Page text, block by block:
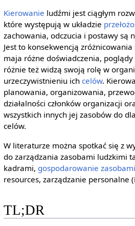
Kierowanie ludźmi jest ciągłym
które występują w układzie
zachowania, odczucia i postawy są
Jest to konsekwencją
maja różne doświadczenia,
różnie też widzą swoją rolę w
urzeczywistnieniu ich celów.
planowania, organizowania,
działalności członków organizacji
wszystkich innych jej zasobów do
celów.
W literaturze można spotkać się z
do zarządzania zasobami ludzkimi
kadrami, gospodarowanie zasobami
resources, zarządzanie personalne
TL;DR